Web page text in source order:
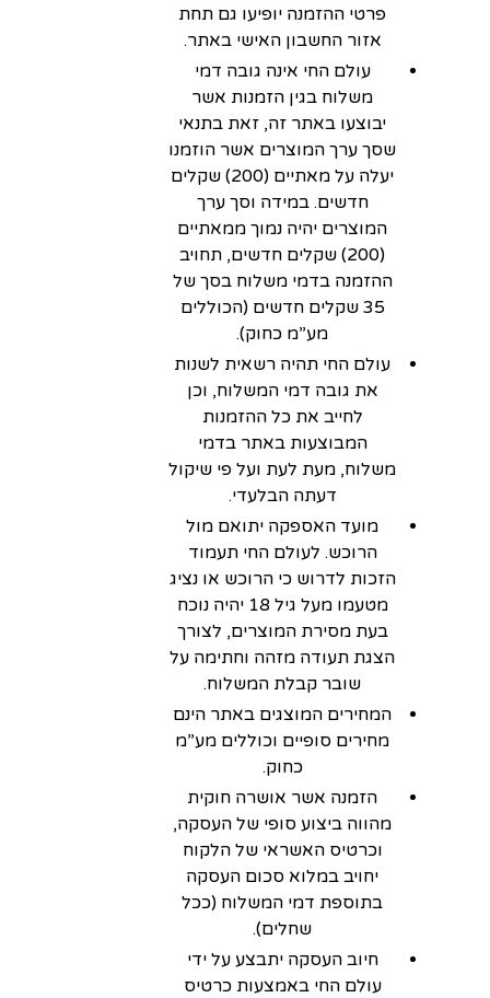
פרטי ההזמנה יופיעו גם תחת
אזור החשבון האישי באתר.
עולם החי אינה גובה דמי
משלוח בגין הזמנות אשר
יבוצעו באתר זה, זאת בתנאי
שסך ערך המוצרים אשר הוזמנו
יעלה על מאתיים (200) שקלים
חדשים. במידה וסך ערך
המוצרים יהיה נמוך ממאתיים
(200) שקלים חדשים, תחויב
ההזמנה בדמי משלוח בסך של
35 שקלים חדשים (הכוללים
מע”מ כחוק).
עולם החי תהיה רשאית לשנות
את גובה דמי המשלוח, וכן
לחייב את כל ההזמנות
המבוצעות באתר בדמי
משלוח, מעת לעת ועל פי שיקול
דעתה הבלעדי.
מועד האספקה יתואם מול
הרוכש. לעולם החי תעמוד
הזכות לדרוש כי הרוכש או נציג
מטעמו מעל גיל 18 יהיה נוכח
בעת מסירת המוצרים, לצורך
הצגת תעודה מזהה וחתימה על
שובר קבלת המשלוח.
המחירים המוצגים באתר הינם
מחירים סופיים וכוללים מע”מ
כחוק.
הזמנה אשר אושרה חוקית
מהווה ביצוע סופי של העסקה,
וכרטיס האשראי של הלקוח
יחויב במלוא סכום העסקה
בתוספת דמי המשלוח (ככל
שחלים).
חיוב העסקה יתבצע על ידי
עולם החי באמצעות כרטיס